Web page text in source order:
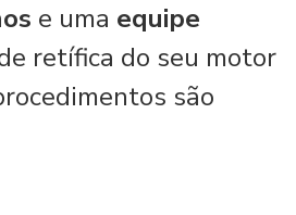
e uma equipe
retífica do seu motor
são